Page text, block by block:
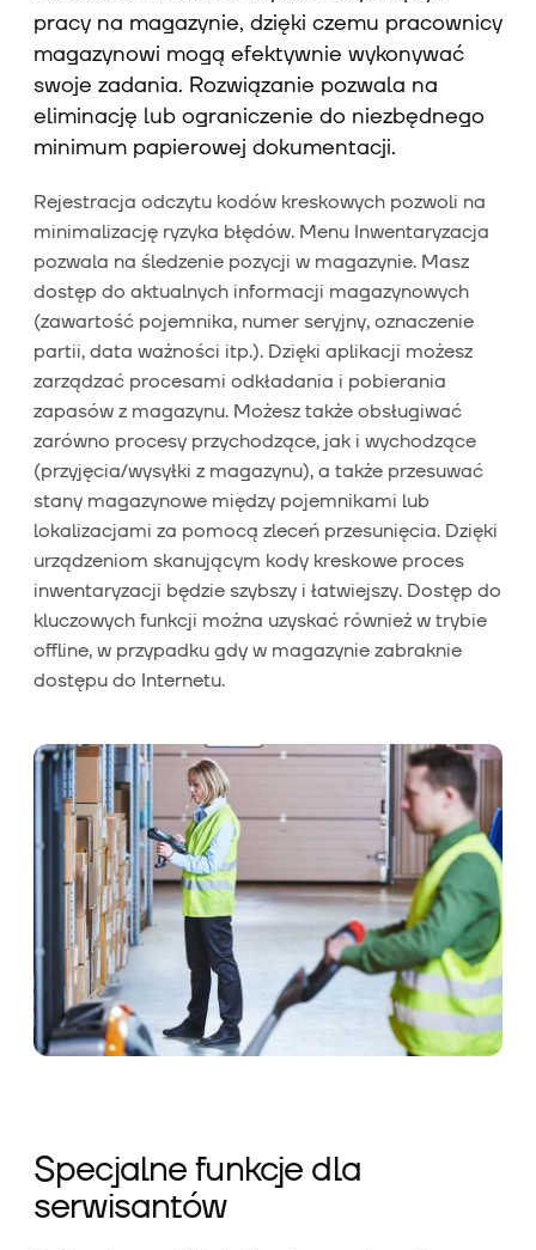
pracy na magazynie, dzięki czemu pracownicy
magazynowi mogą efektywnie wykonywać
swoje zadania. Rozwiązanie pozwala na
eliminację lub ograniczenie do niezbędnego
minimum papierowej dokumentacji.
Rejestracja odczytu kodów kreskowych pozwoli na
minimalizację ryzyka błędów. Menu Inwentaryzacja
pozwala na śledzenie pozycji w magazynie. Masz
dostęp do aktualnych informacji magazynowych
(zawartość pojemnika, numer seryjny, oznaczenie
partii, data ważności itp.). Dzięki aplikacji możesz
zarządzać procesami odkładania i pobierania
zapasów z magazynu. Możesz także obsługiwać
zarówno procesy przychodzące, jak i wychodzące
(przyjęcia/wysyłki z magazynu), a także przesuwać
stany magazynowe między pojemnikami lub
lokalizacjami za pomocą zleceń przesunięcia. Dzięki
urządzeniom skanującym kody kreskowe proces
inwentaryzacji będzie szybszy i łatwiejszy. Dostęp do
kluczowych funkcji można uzyskać również w trybie
offline, w przypadku gdy w magazynie zabraknie
dostępu do Internetu.
Specjalne funkcje dla
serwisantów